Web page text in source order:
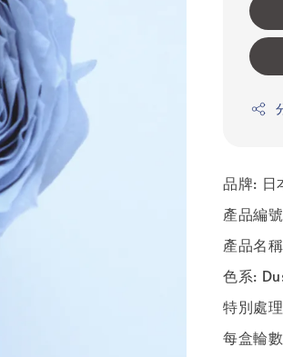
品牌: 日
產品編
產品名
色系:
特別處
每盒輪